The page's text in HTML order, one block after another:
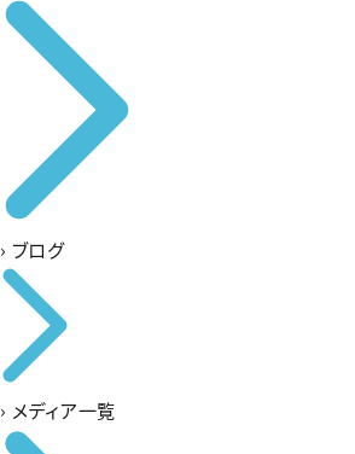
› ブログ
› メディア一覧